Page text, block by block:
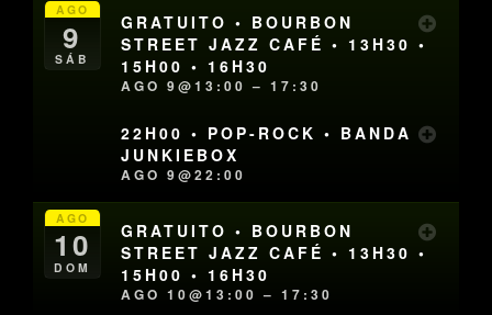
AGO
9
SÁB
GRATUITO • BOURBON
STREET JAZZ CAFÉ • 13H30 •
15H00 • 16H30
AGO 9@13:00 – 17:30
22H00 • POP-ROCK • BANDA
JUNKIEBOX
AGO 9@22:00
AGO
10
DOM
GRATUITO • BOURBON
STREET JAZZ CAFÉ • 13H30 •
15H00 • 16H30
AGO 10@13:00 – 17:30